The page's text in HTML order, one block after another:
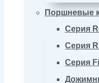
Поршневые
Серия
Серия
Серия